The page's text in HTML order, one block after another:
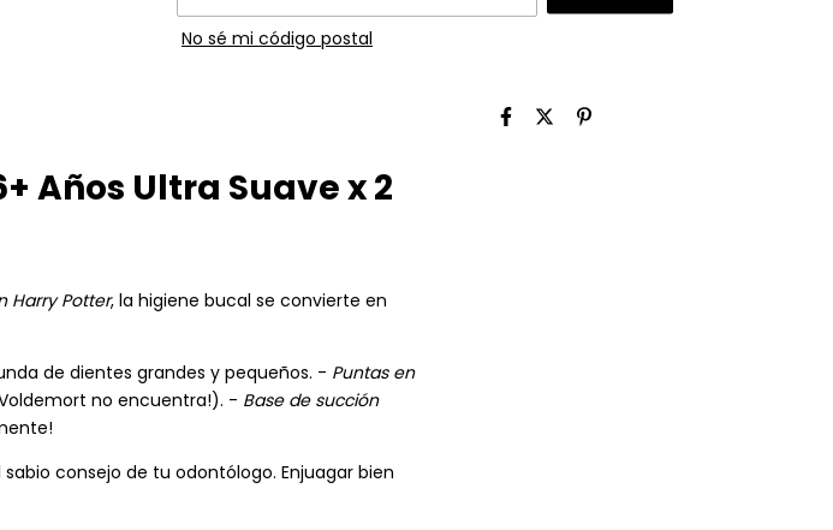
No sé mi código postal
Años Ultra Suave x 2
Harry Potter, la higiene bucal se convierte en
de dientes grandes y pequeños. - Puntas en
no encuentra!). - Base de succión
consejo de tu odontólogo. Enjuagar bien